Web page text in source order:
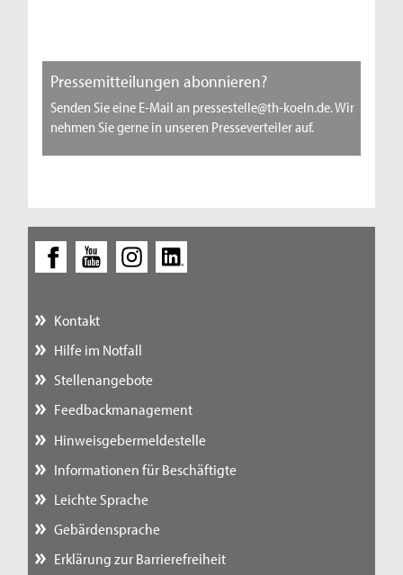
Pressemitteilungen abonnieren?
Senden Sie eine E-Mail an pressestelle@th-koeln.de. Wir
nehmen Sie gerne in unseren Presseverteiler auf.
Kontakt
Hilfe im Notfall
Stellenangebote
Feedbackmanagement
Hinweisgebermeldestelle
Informationen für Beschäftigte
Leichte Sprache
Gebärdensprache
Erklärung zur Barrierefreiheit